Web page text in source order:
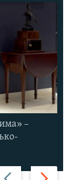
Вперед
–